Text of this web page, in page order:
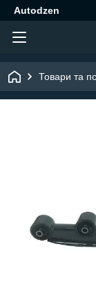
Autodzen
Товари та